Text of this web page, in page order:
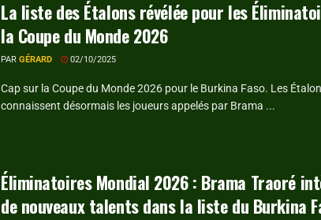
La liste des Étalons révélée pour les
la Coupe du Monde 2026
PAR GÉRARD 02/10/2025
Cap sur la Coupe du Monde 2026 pour le Burkina Faso. Les
connaissent désormais les joueurs appelés par Brama ...
Éliminatoires Mondial 2026 : Brama Traoré
de nouveaux talents dans la liste du Burkina